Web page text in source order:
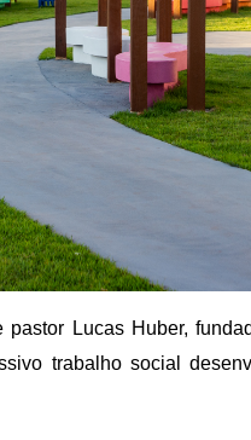
Lucas Huber,
trabalho social